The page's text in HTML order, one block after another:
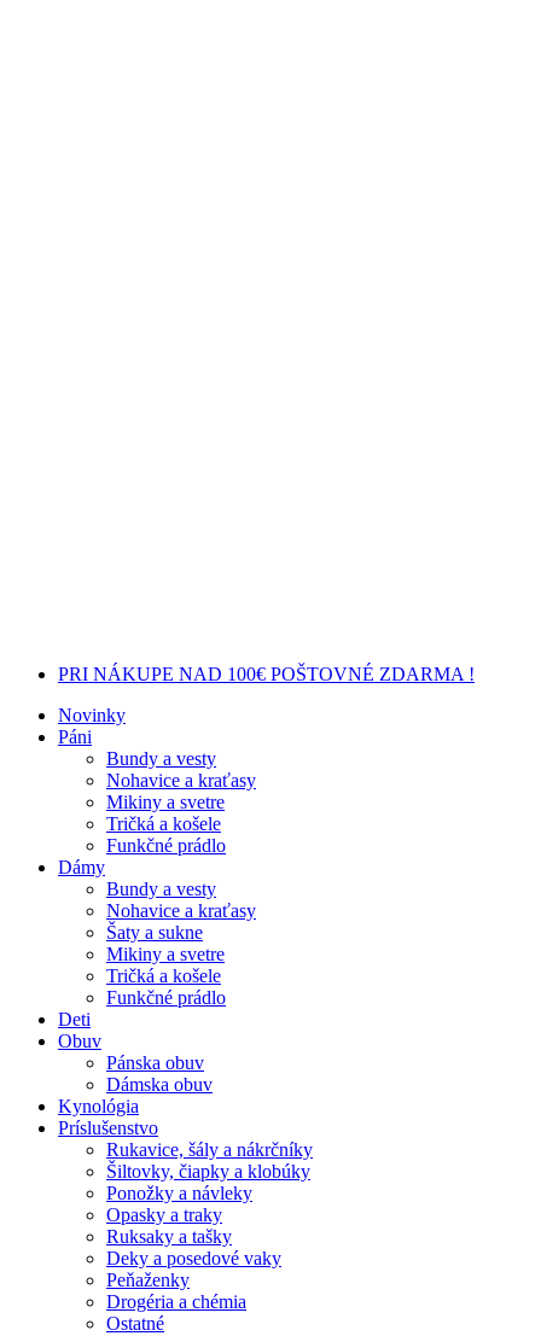
PRI NÁKUPE NAD 100€ POŠTOVNÉ ZDARMA !
Novinky
Páni
Bundy a vesty
Nohavice a kraťasy
Mikiny a svetre
Tričká a košele
Funkčné prádlo
Dámy
Bundy a vesty
Nohavice a kraťasy
Šaty a sukne
Mikiny a svetre
Tričká a košele
Funkčné prádlo
Deti
Obuv
Pánska obuv
Dámska obuv
Kynológia
Príslušenstvo
Rukavice, šály a nákrčníky
Šiltovky, čiapky a klobúky
Ponožky a návleky
Opasky a traky
Ruksaky a tašky
Deky a posedové vaky
Peňaženky
Drogéria a chémia
Ostatné